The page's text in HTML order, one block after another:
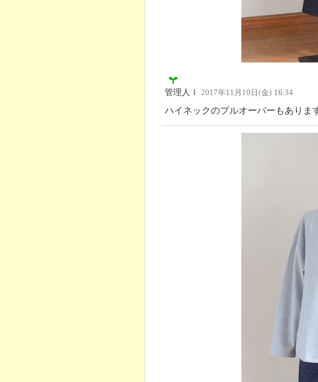
管理人Ｉ 2017年11月10日(金) 16:34
ハイネックのプルオーバーもありま